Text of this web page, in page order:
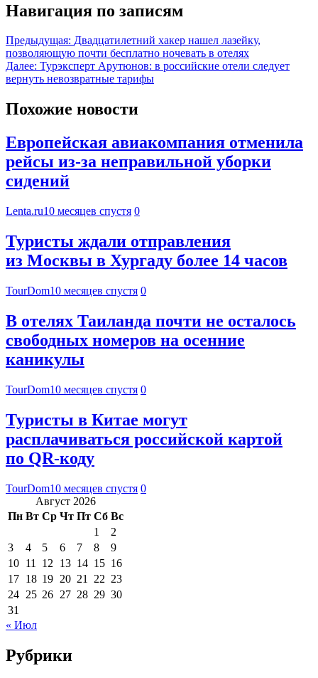
Навигация по записям
Предыдущая: Двадцатилетний хакер нашел лазейку,
позволяющую почти бесплатно ночевать в отелях
Далее: Турэксперт Арутюнов: в российские отели следует
вернуть невозвратные тарифы
Похожие новости
Европейская авиакомпания отменила
рейсы из-за неправильной уборки
сидений
Lenta.ru10 месяцев спустя 0
Туристы ждали отправления
из Москвы в Хургаду более 14 часов
TourDom10 месяцев спустя 0
В отелях Таиланда почти не осталось
свободных номеров на осенние
каникулы
TourDom10 месяцев спустя 0
Туристы в Китае могут
расплачиваться российской картой
по QR-коду
TourDom10 месяцев спустя 0
Август 2026
Пн Вт Ср Чт Пт Сб Вс
1
2
3
4 5 6 7 8
9
10 11 12 13 14 15 16
17 18 19 20 21 22 23
24 25 26 27 28 29 30
31
« Июл
Рубрики